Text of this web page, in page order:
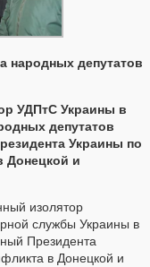
народных депутатов
УДПтС Украины в
депутатов
Украины по
Донецкой и
изолятор
службы Украины в
Президента
в Донецкой и